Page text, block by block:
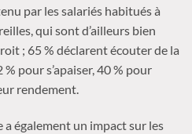
par les salariés habitués à
qui sont d’ailleurs bien
; 65 % déclarent écouter de la
pour s’apaiser, 40 % pour
rendement.
a également un impact sur les